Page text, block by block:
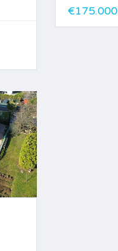
€175.000